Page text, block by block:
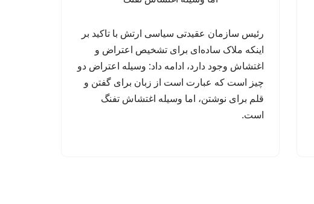
رئیس سازمان عقیدتی سیاسی ارتش با تاکید بر
اینکه ملاک ساده‌ای برای تشخیص اعتراض و
اغتشاش وجود دارد، ادامه داد: وسیله اعتراض دو
چیز است که عبارت است از زبان برای گفتن و
قلم برای نوشتن، اما وسیله اغتشاش تفنگ
است.